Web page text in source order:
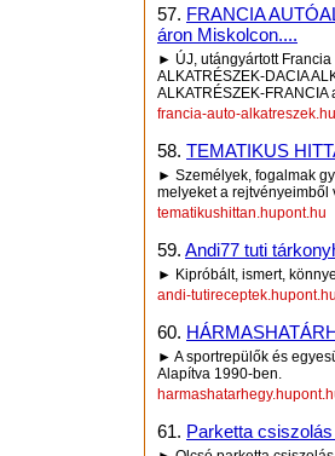
57. FRANCIA
áron Miskolcon....
► ÚJ, utángyártott
ALKATRÉSZEK-DACIA
ALKATRÉSZEK-
francia-auto-
58. TEMATIKUS
► Személyek, fogalmak
melyeket a rejtvényeimből
tematikushittan.hupont.hu
59. Andi77 tuti
► Kipróbált, ismert,
andi-
60.
► A sportrepülők és
Alapítva 1990-ben.
61. Parketta